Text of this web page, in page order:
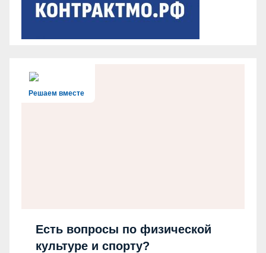
Решаем вместе
Есть вопросы по физической
культуре и спорту?